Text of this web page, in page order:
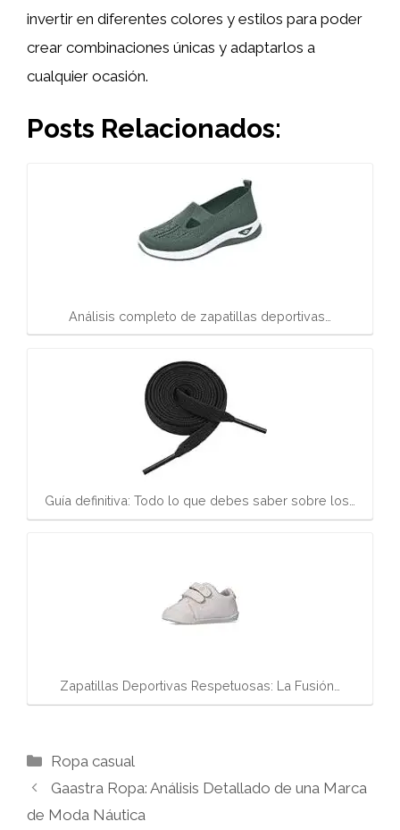
invertir en diferentes colores y estilos para poder
crear combinaciones únicas y adaptarlos a
cualquier ocasión.
Posts Relacionados:
Análisis completo de zapatillas deportivas…
Guía definitiva: Todo lo que debes saber sobre los…
Zapatillas Deportivas Respetuosas: La Fusión…
Categorías
Ropa casual
Gaastra Ropa: Análisis Detallado de una Marca
de Moda Náutica